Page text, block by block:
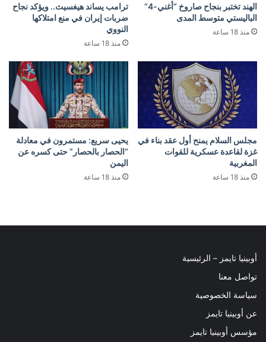
الهند تختبر بنجاح صاروخ “أغني-4”
الباليستي متوسط المدى
منذ 18 ساعة
ترامب يساند هيغسيث.. ويؤكد نجاح
ضربات إيران في منع امتلاكها
النووي
منذ 18 ساعة
مجلس السلام يمنح أول عقد بناء في
غزة لقاعدة عسكرية للقوات
المغربية
منذ 18 ساعة
يحيى سريع: مستمرون في معادلة
“الحصار بالحصار” حتى كسره عن
اليمن
منذ 18 ساعة
أوبينيا تايمز – الرئيسية
تواصل معنا
سياسة الخصوصية
عن أوبينيا تايمز
مؤسس أوبينيا تايمز